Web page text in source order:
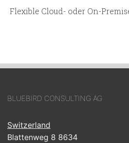
Flexible Cloud- oder On-
BLUEBIRD CONSULTING AG
Switzerland
Blattenweg 8 8634